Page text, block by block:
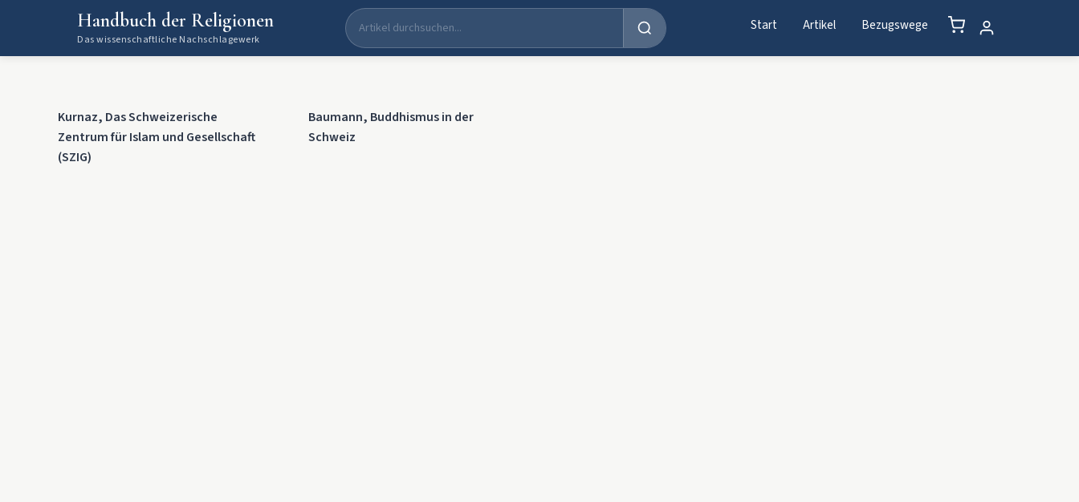
Handbuch der Religionen
Das wissenschaftliche Nachschlagewerk
Start Artikel Bezugswege
Kurnaz, Das Schweizerische
Zentrum für Islam und Gesellschaft
(SZIG)
Baumann, Buddhismus in der
Schweiz